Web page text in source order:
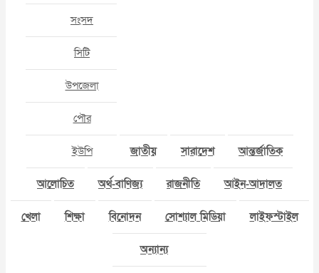
সংসদ
সিটি
উপজেলা
পৌর
ইউপি জাতীয় সারাদেশ আন্তর্জাতিক
আলোচিত অর্থ-বাণিজ্য রাজনীতি আইন-আদালত
খেলা শিক্ষা বিনোদন সোশ্যাল মিডিয়া লাইফস্টাইল
অন্যান্য